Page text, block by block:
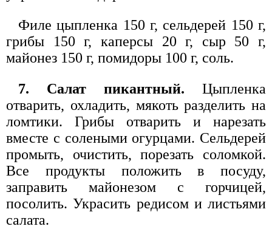
Филе цыпленка 150 г, сельдерей 150 г,
грибы 150 г, каперсы 20 г, сыр 50 г,
майонез 150 г, помидоры 100 г, соль.
7. Салат пикантный. Цыпленка
отварить, охладить, мякоть разделить на
ломтики. Грибы отварить и нарезать
вместе с солеными огурцами. Сельдерей
промыть, очистить, порезать соломкой.
Все продукты положить в посуду,
заправить майонезом с горчицей,
посолить. Украсить редисом и листьями
салата.